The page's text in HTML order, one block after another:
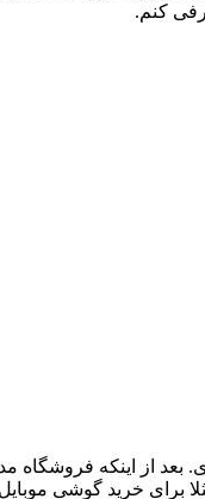
از اینکه فروشگاه
برای خرید گوشی